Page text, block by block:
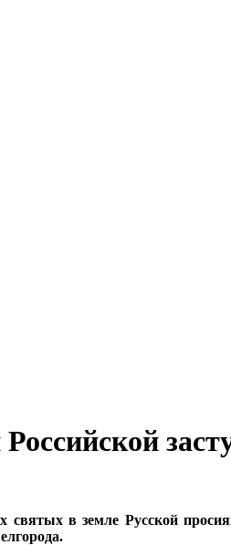
в земле Русской